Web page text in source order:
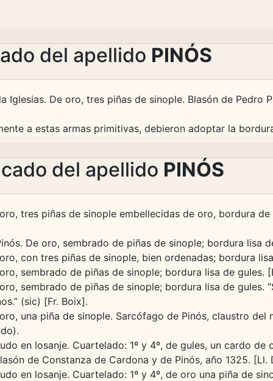
del apellido PINÓS
Iglesias. De oro, tres piñas de sinople. Blasón de Pedro
a estas armas primitivas, debieron adoptar la
del apellido PINÓS
tres piñas de sinople embellecidas de oro, bordura
De oro, sembrado de piñas de sinople; bordura lisa
con tres piñas de sinople, bien ordenadas; bordura
sembrado de piñas de sinople; bordura lisa de gules.
sembrado de piñas de sinople; bordura lisa de gules.
(sic) [Fr. Boix].
una piña de sinople. Sarcófago de Pinós, claustro del
en losanje. Cuartelado: 1º y 4º, de gules, un cardo
de Constanza de Cardona y de Pinós, año 1325. [Ll.
en losanje. Cuartelado: 1º y 4º, de oro una piña de